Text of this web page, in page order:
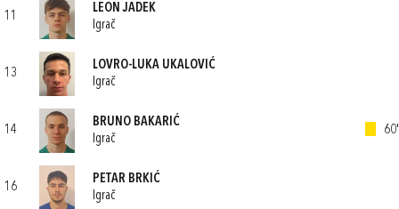
11
LEON JADEK
Igrač
13
LOVRO-LUKA UKALOVIĆ
Igrač
14
BRUNO BAKARIĆ
Igrač
60'
16
PETAR BRKIĆ
Igrač